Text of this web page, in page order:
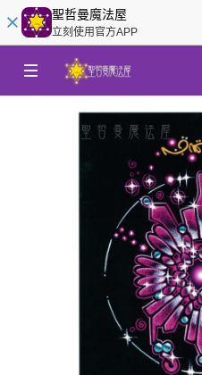
聖哲曼魔法屋
立刻使用官方APP